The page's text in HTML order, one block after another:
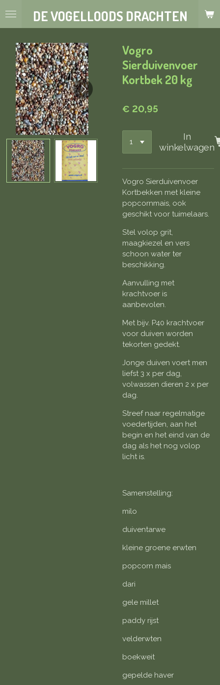
Ga
hoofdinhoud
DE VOGELLOODS DRACHTEN
Vogro
Sierduivenvoer
Kortbek 20 kg
€ 20,95
In
winkelwagen
Vogro Sierduivenvoer
Kortbekken met kleine
popcornmais, ook
geschikt voor tuimelaars.
Stel volop grit,
maagkiezel en vers
schoon water ter
beschikking.
Aanvulling met
krachtvoer is
aanbevolen.
Met bijv. P40 krachtvoer
voor duiven worden
tekorten gedekt.
Jonge duiven voert men
liefst 3 x per dag,
volwassen dieren 2 x per
dag.
Streef naar regelmatige
voedertijden, aan het
begin en het eind van de
dag als het nog volop
licht is.
Samenstelling:
milo
duiventarwe
kleine groene erwten
popcorn mais
dari
gele millet
paddy rijst
velderwten
boekweit
gepelde haver